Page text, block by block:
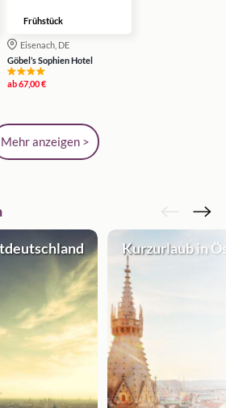
Frühstück
Eisenach, DE
Göbel’s Sophien Hotel
ab67,00 €
Mehr anzeigen >
Kurzurlaub in